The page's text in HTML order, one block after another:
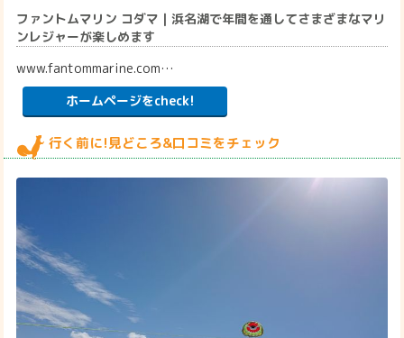
ファントムマリン コダマ｜浜名湖で年間を通してさまざまなマリ
ンレジャーが楽しめます
www.fantommarine.com…
ホームページをcheck!
行く前に!見どころ&口コミをチェック